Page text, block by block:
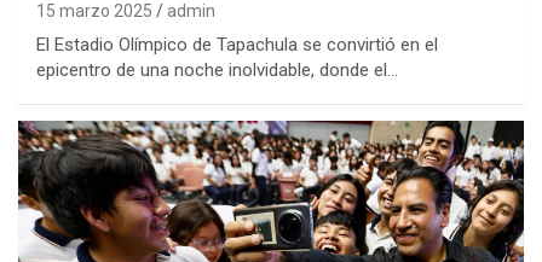
15 marzo 2025 admin
El Estadio Olímpico de Tapachula se convirtió en el
epicentro de una noche inolvidable, donde el…